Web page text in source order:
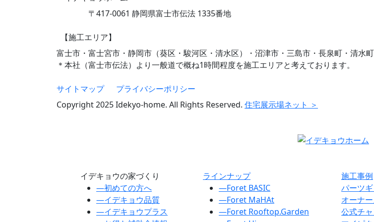
〒417-0061 静岡県富士市伝法 1335番地
【施工エリア】
富士市・富士宮市・静岡市（葵区・駿河区・清水区）・沼津市・三島市・長泉町・清水
＊本社（富士市伝法）より一般道で概ね1時間程度を施工エリアと考えております。
サイトマップ
プライバシーポリシー
Copyright 2025 Idekyo-home. All Rights Reserved. 住宅展示場ネット ＞
イデキョウの家づくり
―初めての方へ
―イデキョウ品質
―イデキョウプラス
ラインナップ
―Foret BASIC
―Foret MaHAt
―Foret Rooftop.Garden
施工事例
パーツ
オーナ
公式チ